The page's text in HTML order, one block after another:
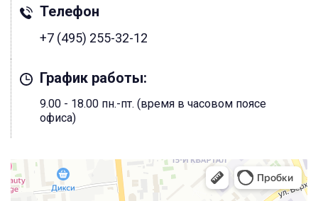
Телефон
+7 (495) 255-32-12
График работы:
9.00 - 18.00 пн.-пт. (время в часовом поясе
офиса)